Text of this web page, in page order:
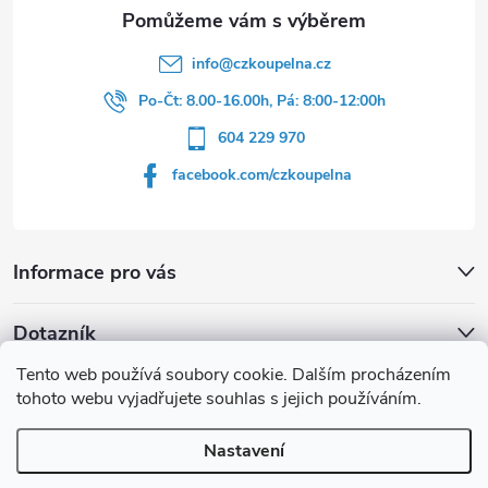
Tento web používá soubory cookie. Dalším procházením
tohoto webu vyjadřujete souhlas s jejich používáním.
Nastavení
Informace pro vás
info@czkoupelna.cz
Po-Čt: 8.00-16.00h, Pá: 8:00-12:00h
604 229 970
facebook.com/czkoupelna
Dotazník
Líbí se vám u sprchového koutu rám barvě
Počet hlasů: